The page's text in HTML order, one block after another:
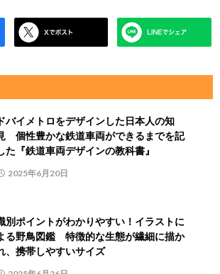
ドバイメトロをデザインした日本人の知
個性豊かな鉄道車両ができるまでを記
た『鉄道車両デザインの教科書』
2025年6月20日
別ポイントがわかりやすい！イラストに
る野鳥図鑑 特徴的な生態が繊細に描か
、携帯しやすいサイズ